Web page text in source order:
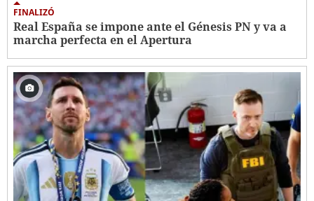
FINALIZÓ
Real España se impone ante el Génesis PN y va a
marcha perfecta en el Apertura